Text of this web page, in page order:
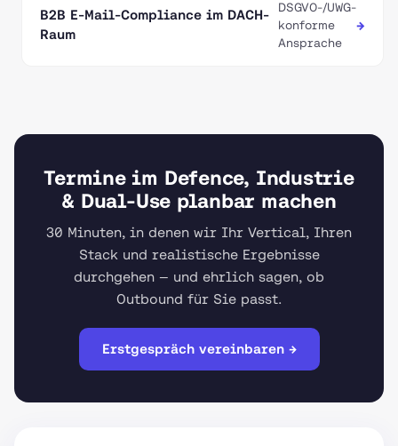
B2B E-Mail-Compliance im DACH-
Raum
DSGVO-/UWG-
konforme
Ansprache
→
Termine im Defence, Industrie
& Dual-Use planbar machen
30 Minuten, in denen wir Ihr Vertical, Ihren
Stack und realistische Ergebnisse
durchgehen — und ehrlich sagen, ob
Outbound für Sie passt.
Erstgespräch vereinbaren →